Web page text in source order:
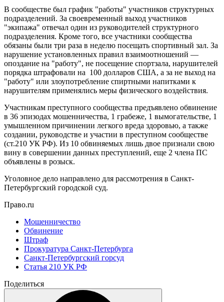
В сообществе был график "работы" участников структурных
подразделений. За своевременный выход участников
"экипажа" отвечал один из руководителей структурного
подразделения. Кроме того, все участники сообщества
обязаны были три раза в неделю посещать спортивный зал. За
нарушение установленных правил взаимоотношений —
опоздание на "работу", не посещение спортзала, нарушителей
порядка штрафовали на 100 долларов США, а за не выход на
"работу" или злоупотребление спиртными напитками к
нарушителям применялись меры физического воздействия.
Участникам преступного сообщества предъявлено обвинение
в 36 эпизодах мошенничества, 1 грабеже, 1 вымогательстве, 1
умышленном причинении легкого вреда здоровью, а также
создании, руководстве и участии в преступном сообществе
(ст.210 УК РФ). Из 10 обвиняемых лишь двое признали свою
вину в совершении данных преступлений, еще 2 члена ПС
объявлены в розыск.
Уголовное дело направлено для рассмотрения в Санкт-
Петербургский городской суд.
Право.ru
Мошенничество
Обвинение
Штраф
Прокуратура Санкт-Петербурга
Санкт-Петербургский горсуд
Статья 210 УК РФ
Поделиться